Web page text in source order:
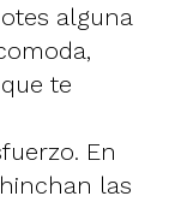
alguna
te
En
las